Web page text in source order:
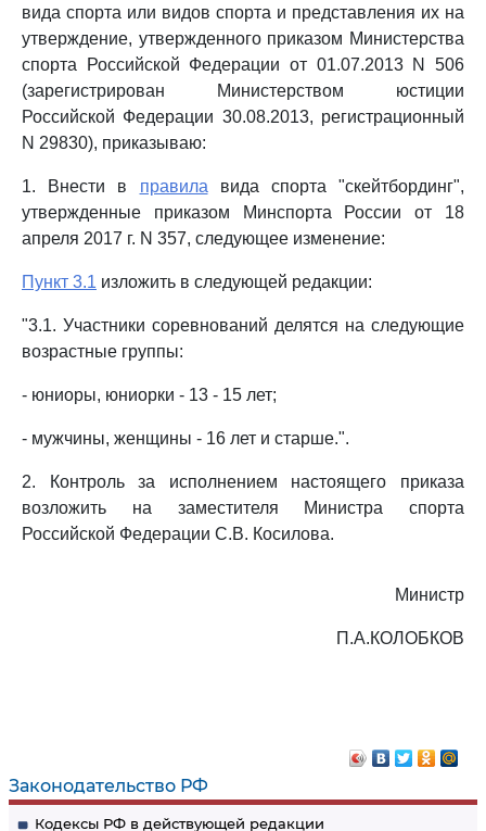
Законодательство РФ
Кодексы РФ в действующей редакции
вида спорта или видов спорта и представления их на
утверждение, утвержденного приказом Министерства
спорта Российской Федерации от 01.07.2013 N 506
(зарегистрирован Министерством юстиции
Российской Федерации 30.08.2013, регистрационный
N 29830), приказываю:
1. Внести в правила вида спорта "скейтбординг",
утвержденные приказом Минспорта России от 18
апреля 2017 г. N 357, следующее изменение:
Пункт 3.1 изложить в следующей редакции:
"3.1. Участники соревнований делятся на следующие
возрастные группы:
- юниоры, юниорки - 13 - 15 лет;
- мужчины, женщины - 16 лет и старше.".
2. Контроль за исполнением настоящего приказа
возложить на заместителя Министра спорта
Российской Федерации С.В. Косилова.
Министр
П.А.КОЛОБКОВ